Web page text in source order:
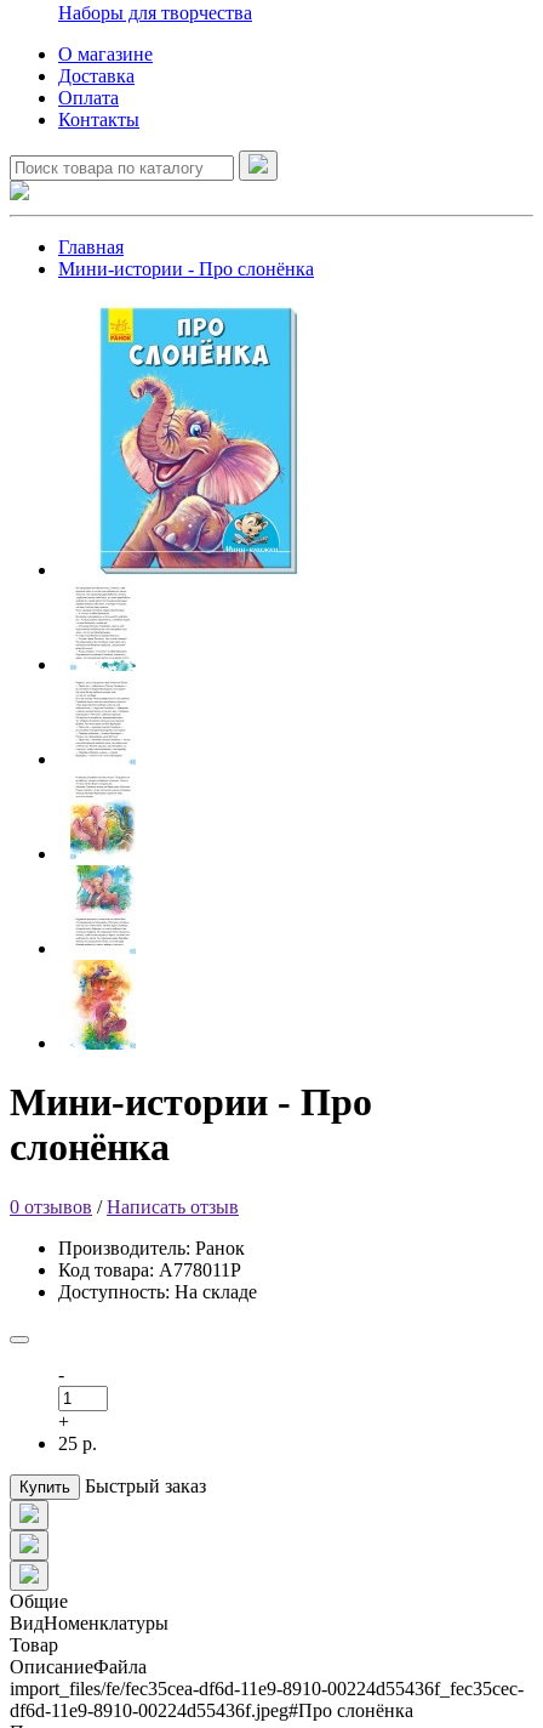
Наборы для творчества
О магазине
Доставка
Оплата
Контакты
Главная
Мини-истории - Про слонёнка
Мини-истории - Про
слонёнка
0 отзывов /Написать отзыв
Производитель: Ранок
Код товара: А778011Р
Доступность: На складе
-
+
25 р.
Купить Быстрый заказ
Общие
ВидНоменклатуры
Товар
ОписаниеФайла
import_files/fe/fec35cea-df6d-11e9-8910-00224d55436f_fec35cec-
df6d-11e9-8910-00224d55436f.jpeg#Про слонёнка